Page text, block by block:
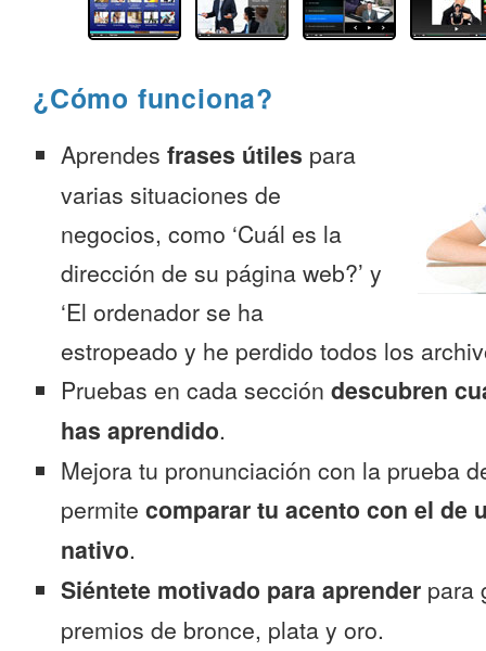
¿Cómo funciona?
Aprendes frases útiles para
varias situaciones de
negocios, como ‘Cuál es la
dirección de su página web?’ y
‘El ordenador se ha
estropeado y he perdido todos los
Pruebas en cada sección descubren
has aprendido.
Mejora tu pronunciación con la prueba
permite comparar tu acento con el de
nativo.
Siéntete motivado para aprender para
premios de bronce, plata y oro.